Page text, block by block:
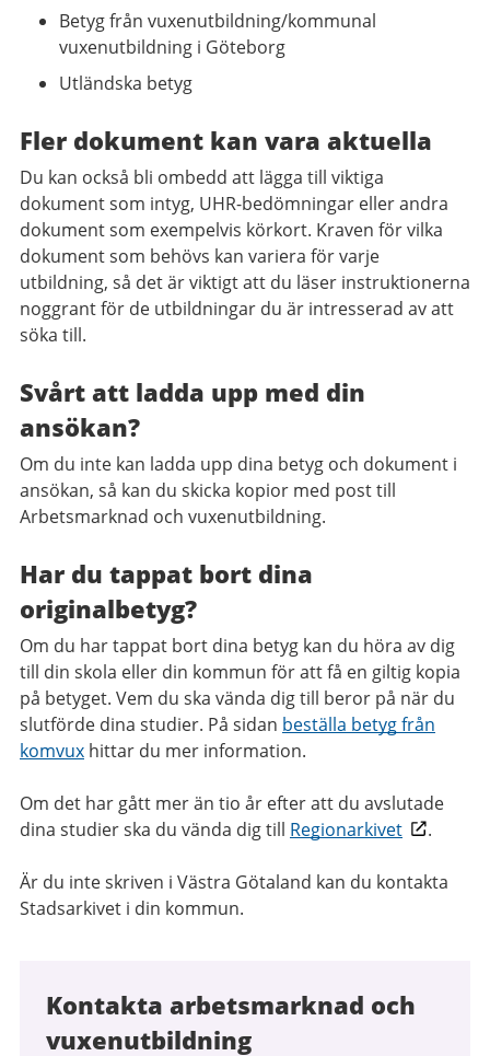
Betyg från vuxenutbildning/kommunal
vuxenutbildning i Göteborg
Utländska betyg
Fler dokument kan vara aktuella
Du kan också bli ombedd att lägga till viktiga
dokument som intyg, UHR-bedömningar eller andra
dokument som exempelvis körkort. Kraven för vilka
dokument som behövs kan variera för varje
utbildning, så det är viktigt att du läser instruktionerna
noggrant för de utbildningar du är intresserad av att
söka till.
Svårt att ladda upp med din
ansökan?
Om du inte kan ladda upp dina betyg och dokument i
ansökan, så kan du skicka kopior med post till
Arbetsmarknad och vuxenutbildning.
Har du tappat bort dina
originalbetyg?
Om du har tappat bort dina betyg kan du höra av dig
till din skola eller din kommun för att få en giltig kopia
på betyget. Vem du ska vända dig till beror på när du
slutförde dina studier. På sidan beställa betyg från
komvux hittar du mer information.
Om det har gått mer än tio år efter att du avslutade
dina studier ska du vända dig till Regionarkivet .
Är du inte skriven i Västra Götaland kan du kontakta
Stadsarkivet i din kommun.
Kontakta arbetsmarknad och
vuxenutbildning